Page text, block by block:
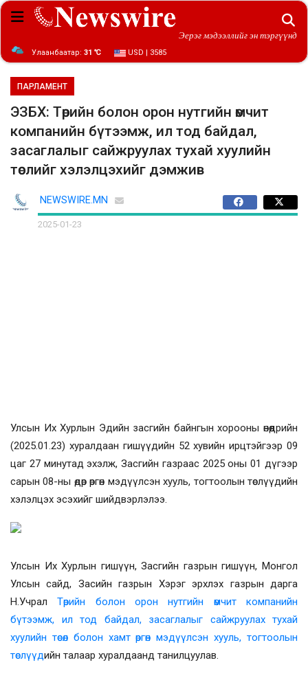
Эерэг мэдээллийг эн тэргүүнд
Улаанбаатар: 31 ℃ USD | 3585
ПАРЛАМЕНТ
ЭЗБХ: Төрийн болон орон нутгийн өмчит
компанийн бүтээмж, ил тод байдал,
засаглалыг сайжруулах тухай хуулийн
төслийг хэлэлцэхийг дэмжив
NEWSWIRE.MN
2025-01-23
Улсын Их Хурлын Эдийн засгийн байнгын хорооны өнөөдрийн
(2025.01.23) хуралдаан гишүүдийн 52 хувийн ирцтэйгээр 09
цаг 27 минутад эхэлж, Засгийн газраас 2025 оны 01 дүгээр
сарын 08-ны өдөр өргөн мэдүүлсэн хууль, тогтоолын төслүүдийн
хэлэлцэх эсэхийг шийдвэрлэлээ.
Улсын Их Хурлын гишүүн, Засгийн газрын гишүүн, Монгол
Улсын сайд, Засийн газрын Хэрэг эрхлэх газрын дарга
Н.УчралТөрийн болон орон нутгийн өмчит компанийн
бүтээмж, ил тод байдал, засаглалыг сайжруулах тухай
хуулийн төсөл болон хамт өргөн мэдүүлсэн хууль, тогтоолын
төслүүдийн талаар хуралдаанд танилцуулав.